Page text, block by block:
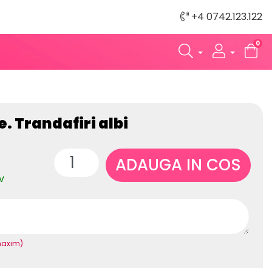
+4 0742.123.122
0
Trandafiri albi
ADAUGA IN COS